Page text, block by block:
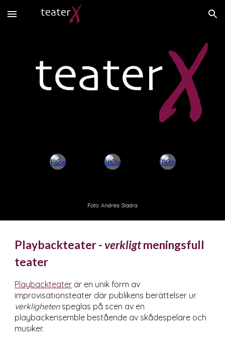
Skip to main content Skip to navigation
Foto: Andrea Stadra
Playbackteater - verkligtmeningsfull
teater
Playbackteater är en unik form av
improvisationsteater där publikens berättelser ur
verklighetenspeglas på scen av en
playbackensemble bestående av skådespelare och
musiker.